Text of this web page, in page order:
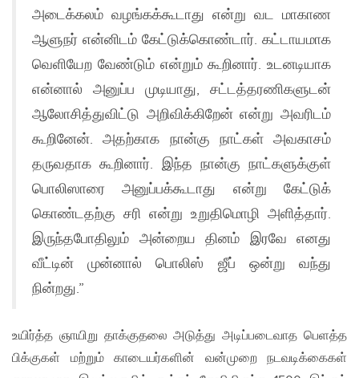
அடைக்கலம் வழங்கக்கூடாது என்று வட மாகாண
ஆளுநர் என்னிடம் கேட்டுக்கொண்டார். கட்டாயமாக
வெளியேற வேண்டும் என்றும் கூறினார். உடனடியாக
என்னால் அனுப்ப முடியாது, சட்டத்தரணிகளுடன்
ஆலோசித்துவிட்டு அறிவிக்கிறேன் என்று அவரிடம்
கூறினேன். அதற்காக நான்கு நாட்கள் அவகாசம்
தருவதாக கூறினார். இந்த நான்கு நாட்களுக்குள்
பொலிஸாரை அனுப்பக்கூடாது என்று கேட்டுக்
கொண்டதற்கு சரி என்று உறுதிமொழி அளித்தார்.
இருந்தபோதிலும் அன்றைய தினம் இரவே எனது
வீட்டின் முன்னால் பொலிஸ் ஜீப் ஒன்று வந்து
நின்றது.”
உயிர்த்த ஞாயிறு தாக்குதலை அடுத்து அடிப்படைவாத பெளத்த
பிக்குகள் மற்றும் காடையர்களின் வன்முறை நடவடிக்கைகள்